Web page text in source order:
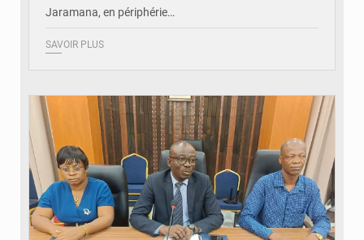
Jaramana, en périphérie…
SAVOIR PLUS